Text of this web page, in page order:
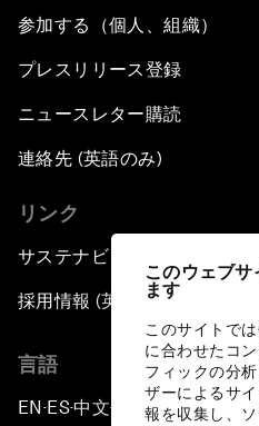
このウェブ
ます
このサイトで
に合わせたコ
フィックの分
ザーによるサ
報を収集し、
参加する（個人、組織）
プレスリリース登録
ニュースレター購読
連絡先 (英語のみ)
リンク
サステナビリティへの取り組
採用情報 (英語のみ)
言語
EN ▪ ES▪中文▪ 日本語